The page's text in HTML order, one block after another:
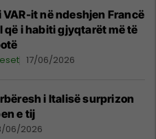
VAR-it në ndeshjen Francë
që i habiti gjyqtarët më të
17/06/2026
i Italisë surprizon
e tij
06/2026